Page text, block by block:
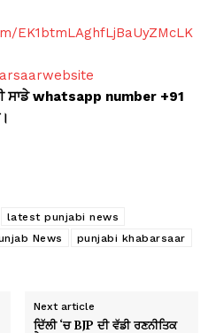
EK1btmLAghfLjBaUyZMcLK
ਸਾਡੇ whatsapp number +91
latest punjabi news
News
punjabi khabarsaar
Next article
ਦਿੱਲੀ ‘ਚ BJP ਦੀ ਵੱਡੀ ਰਣਨੀਤਿਕ